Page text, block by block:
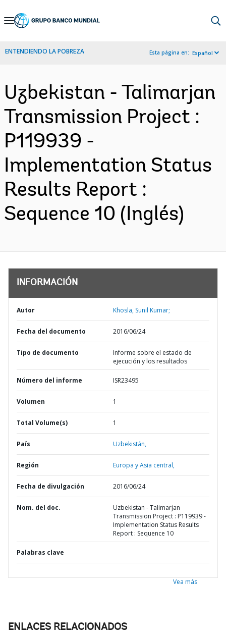
Skip
Navigation
ENTENDIENDO LA POBREZA Esta página en: Español
Uzbekistan - Talimarjan
Transmission Project :
P119939 -
Implementation Status
Results Report :
Sequence 10 (Inglés)
INFORMACIÓN
Autor Khosla, Sunil Kumar;
Fecha del documento 2016/06/24
Tipo de documento
Informe sobre el estado de
ejecución y los resultados
Número del informe ISR23495
Volumen 1
Total Volume(s) 1
País Uzbekistán,
Región Europa y Asia central,
Fecha de divulgación 2016/06/24
Nom. del doc.
Uzbekistan - Talimarjan
Transmission Project : P119939 -
Implementation Status Results
Report : Sequence 10
Palabras clave
Vea más
ENLACES RELACIONADOS